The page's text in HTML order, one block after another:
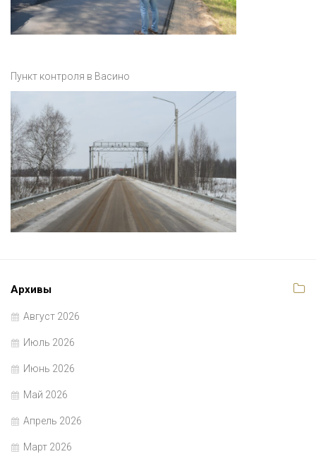
Пункт контроля в Васино
Архивы
Август 2026
Июль 2026
Июнь 2026
Май 2026
Апрель 2026
Март 2026